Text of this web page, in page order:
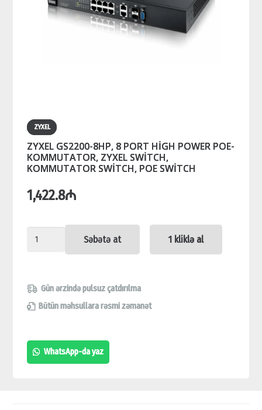
ZYXEL
ZYXEL GS2200-8HP, 8 PORT HİGH POWER POE-
KOMMUTATOR, ZYXEL SWİTCH,
KOMMUTATOR SWİTCH, POE SWİTCH
1,422.8₼
ZYXEL
8
PORT
POWER
POE-
Səbətə at 1 kliklə al
Gün ərzində pulsuz çatdırılma
Bütün məhsullara rəsmi zəmanət
WhatsApp-da yaz